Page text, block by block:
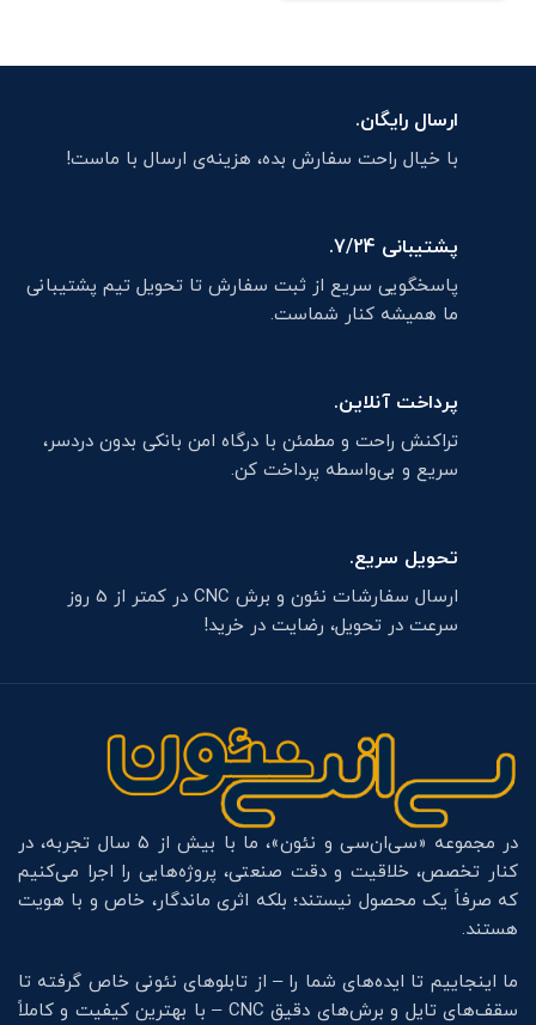
ارسال رایگان.
با خیال راحت سفارش بده، هزینه‌ی ارسال با ماست!
پشتیبانی 7/24.
پاسخگویی سریع از ثبت سفارش تا تحویل تیم پشتیبانی
ما همیشه کنار شماست.
پرداخت آنلاین.
تراکنش راحت و مطمئن با درگاه امن بانکی بدون دردسر،
سریع و بی‌واسطه پرداخت کن.
تحویل سریع.
ارسال سفارشات نئون و برش CNC در کمتر از 5 روز
سرعت در تحویل، رضایت در خرید!
در مجموعه «سی‌ان‌سی و نئون»، ما با بیش از ۵ سال تجربه، در
کنار تخصص، خلاقیت و دقت صنعتی، پروژه‌هایی را اجرا می‌کنیم
که صرفاً یک محصول نیستند؛ بلکه اثری ماندگار، خاص و با هویت
هستند.
ما اینجاییم تا ایده‌های شما را – از تابلوهای نئونی خاص گرفته تا
سقف‌های تایل و برش‌های دقیق CNC – با بهترین کیفیت و کاملاً